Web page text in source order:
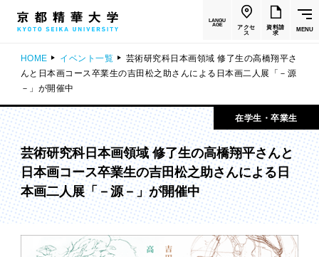
LANGU
AGE
アクセ
ス
資料請
求
MENU
HOME イベント一覧
芸術研究科日本画領域 修了生の高橋翔平さ
んと日本画コース卒業生の吉田松之助さんによる日本画二人展「－源
－」が開催中
在学生・卒業生
芸術研究科日本画領域 修了生の高橋翔平さんと
日本画コース卒業生の吉田松之助さんによる日
本画二人展「－源－」が開催中